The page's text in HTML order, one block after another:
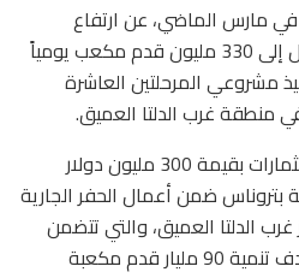
مارس الماضي، عن ارتفاع
إنتاجها من الغاز الطبيعي ليصل إلى 330 مليون قدم مكعب يومياً
من تنفيذ مشروعي المرحلتين العاشرة
في منطقة غرب الدلتا العميق.
وكشفت داليا الجابري عن استثمارات بقيمة 300 مليون دولار
ضمن أعمال الحفر الجارية
غرب الدلتا العميق، والتي تتضمن
حفر ثلاث آبار غاز جديدة تستهدف تنمية 90 مليار قدم مكعبة